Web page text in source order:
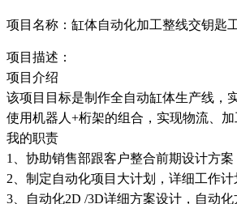
项目名称：缸体自动化加工整线交钥匙
项目描述：
项目介绍
该项目目标是制作全自动缸体生产线，
使用机器人+桁架的组合，实现物流、
我的职责
1、协助销售部跟客户整合前期设计方
2、制定自动化项目大计划，详细工作计
3、自动化2D /3D详细方案设计，自动化